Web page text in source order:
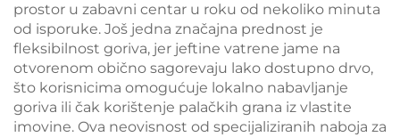
prostor u zabavni centar u roku od nekoliko minuta
od isporuke. Još jedna značajna prednost je
fleksibilnost goriva, jer jeftine vatrene jame na
otvorenom obično sagorevaju lako dostupno drvo,
što korisnicima omogućuje lokalno nabavljanje
goriva ili čak korištenje palačkih grana iz vlastite
imovine. Ova neovisnost od specijaliziranih naboja za